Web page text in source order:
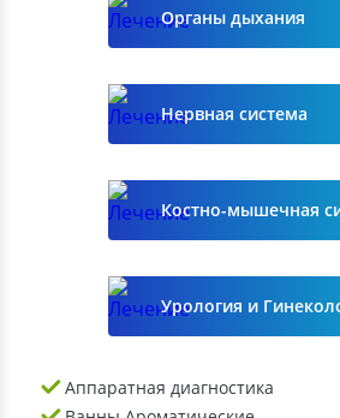
Органы дыхания
Нервная система
Костно-мышечная
Урология и
Аппаратная диагностика